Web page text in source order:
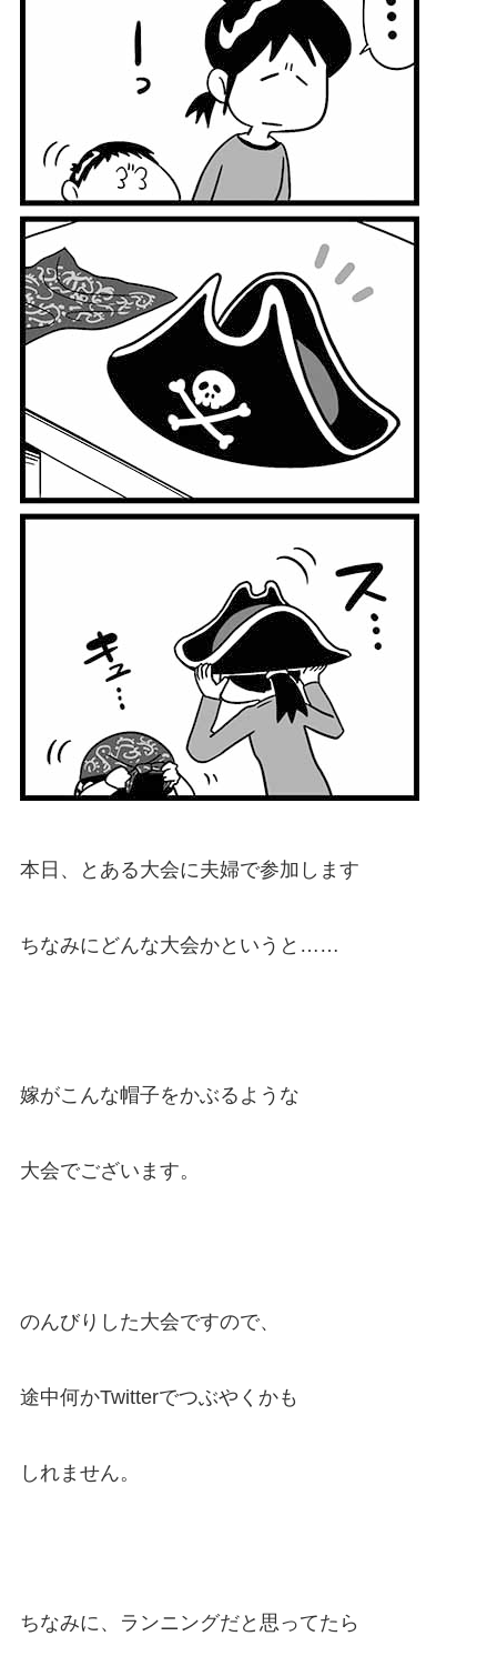
本日、とある大会に夫婦で参加します
ちなみにどんな大会かというと……
嫁がこんな帽子をかぶるような
大会でございます。
のんびりした大会ですので、
途中何かTwitterでつぶやくかも
しれません。
ちなみに、ランニングだと思ってたら